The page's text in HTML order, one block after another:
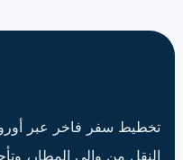
تخطيط سفر فاخر عبر
النقل من وإلى المطار،